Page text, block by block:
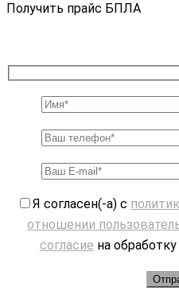
Получить прайс БПЛА
Я согласен(-а) с
отношении
согласие на